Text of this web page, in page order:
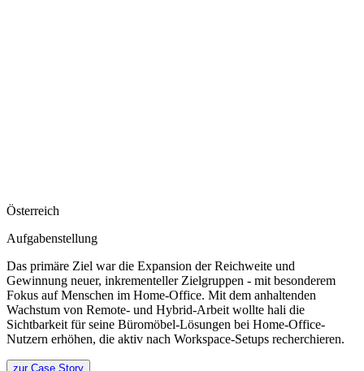
Österreich
Aufgabenstellung
Das primäre Ziel war die Expansion der Reichweite und
Gewinnung neuer, inkrementeller Zielgruppen - mit besonderem
Fokus auf Menschen im Home-Office. Mit dem anhaltenden
Wachstum von Remote- und Hybrid-Arbeit wollte hali die
Sichtbarkeit für seine Büromöbel-Lösungen bei Home-Office-
Nutzern erhöhen, die aktiv nach Workspace-Setups recherchieren.
zur Case Story